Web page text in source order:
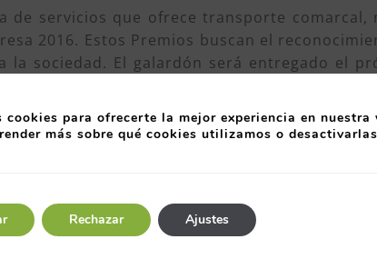
de servicios que ofrece transporte
2016. Estos Premios buscan el
la sociedad. El galardón será entregado el
de Oviedo a partir de las 19:00h
cookies para ofrecerte la mejor experiencia en nuestra
más sobre qué cookies utilizamos o
Rechazar Ajustes